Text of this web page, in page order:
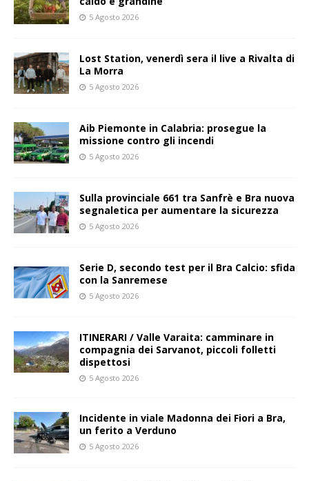
5 Agosto 2026
Lost Station, venerdì sera il live a Rivalta di
La Morra
5 Agosto 2026
Aib Piemonte in Calabria: prosegue la
missione contro gli incendi
5 Agosto 2026
Sulla provinciale 661 tra Sanfrè e Bra nuova
segnaletica per aumentare la sicurezza
5 Agosto 2026
Serie D, secondo test per il Bra Calcio: sfida
con la Sanremese
5 Agosto 2026
ITINERARI / Valle Varaita: camminare in
compagnia dei Sarvanot, piccoli folletti
dispettosi
5 Agosto 2026
Incidente in viale Madonna dei Fiori a Bra,
un ferito a Verduno
5 Agosto 2026